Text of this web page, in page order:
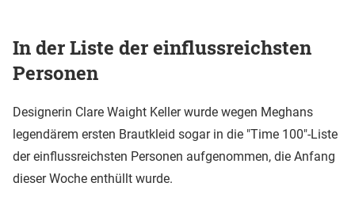
In der Liste der einflussreichsten
Personen
Designerin Clare Waight Keller wurde wegen Meghans
legendärem ersten Brautkleid sogar in die "Time 100"-Liste
der einflussreichsten Personen aufgenommen, die Anfang
dieser Woche enthüllt wurde.